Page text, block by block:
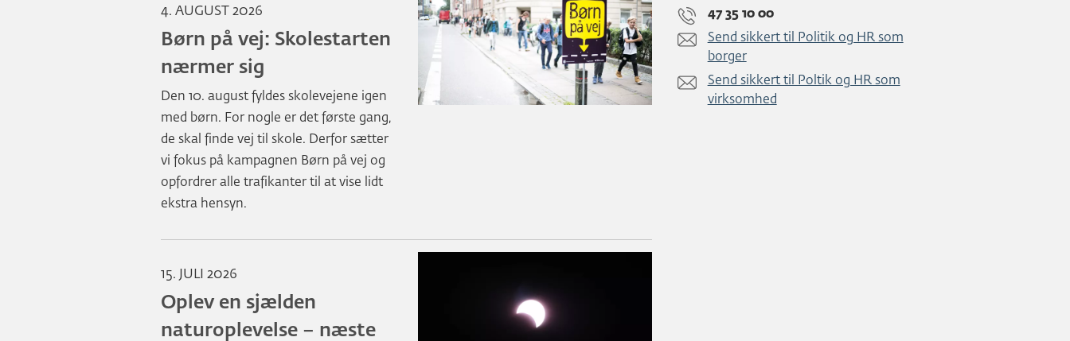
4. AUGUST 2026
Børn på vej: Skolestarten
nærmer sig
Den 10. august fyldes skolevejene igen
med børn. For nogle er det første gang,
de skal finde vej til skole. Derfor sætter
vi fokus på kampagnen Børn på vej og
opfordrer alle trafikanter til at vise lidt
ekstra hensyn.
15. JULI 2026
Oplev en sjælden
naturoplevelse – næste
47 35 10 00
Send sikkert til Politik og HR som
borger
Send sikkert til Poltik og HR som
virksomhed